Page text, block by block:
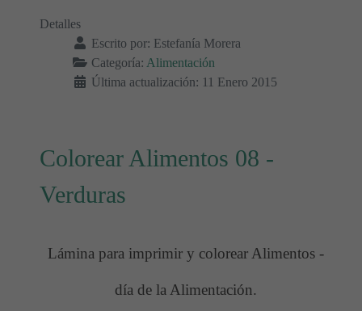
Detalles
Escrito por: Estefanía Morera
Categoría: Alimentación
Última actualización: 11 Enero 2015
Colorear Alimentos 08 -
Verduras
Lámina para imprimir y colorear Alimentos -
día de la Alimentación.